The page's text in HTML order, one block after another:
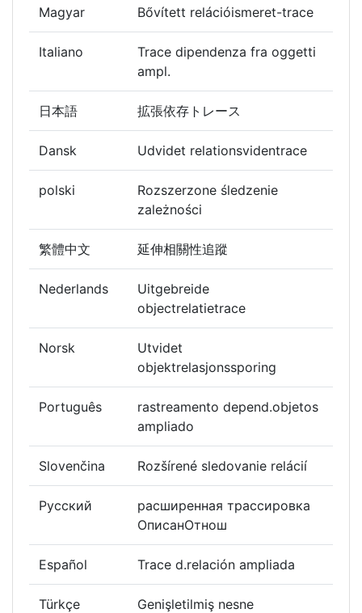
Magyar Bővített relációismeret-trace
Italiano
Trace dipendenza fra oggetti
ampl.
日本語 拡張依存トレース
Dansk Udvidet relationsvidentrace
polski
Rozszerzone śledzenie
zależności
繁體中文 延伸相關性追蹤
Nederlands
Uitgebreide
objectrelatietrace
Norsk
Utvidet
objektrelasjonssporing
Português
rastreamento depend.objetos
ampliado
Slovenčina Rozšírené sledovanie relácií
Русский
расширенная трассировка
ОписанОтнош
Español Trace d.relación ampliada
Türkçe Genişletilmiş nesne